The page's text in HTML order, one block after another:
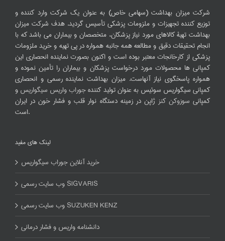
شرکت میزان بهداشت (سهامی خاص) به عنوان یک شرکت وارد کننده و
توزیع کننده تجهیزات و ملزومات پزشکی تأسیس گردید. هدف شرکت میزان
بهداشت تهیۀ کالاهای مورد نیاز پزشکان، متخصصان و بیماران می باشد که با
انجام تحقیقات دقیق و مطالعه همه جانبه همواره در پی تهیه و خرید ملزومات
پزشکی از کارخانجات معتبر بوده است و اکنون بصورت نماینده انحصاری این
کمپانی ها محصولات مورد درخواست پزشکان و بیماران را تأمین نموده و
همواره پاسخگوی نیاز آنهاست. میزان بهداشت نماینده رسمی و انحصاری
کمپانی سیگواریس سوئیس به عنوان تولید کنندهجوراب واریس سیگواریسو
کمپانی سوزوکن کنز ژاپن در زمینه دستگاه نوار قلب و فشار خون در ایران
است.
لینک های مفید
خرید آنلاین جوراب سیگواریس
وب سایت رسمی SIGVARIS
وب سایت رسمی SUZUKEN KENZ
دانشنامه واریس و فشار درمانی